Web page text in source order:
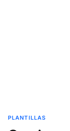
PLANTILLAS